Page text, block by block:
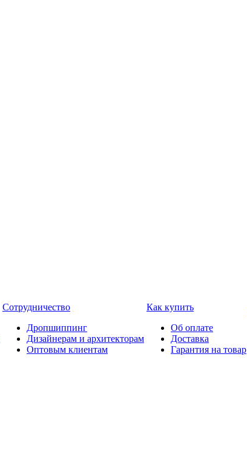
Сотрудничество
Дропшиппинг
Дизайнерам и архитекторам
Оптовым клиентам
Как купить
Об оплате
Доставка
Гарантия на товар